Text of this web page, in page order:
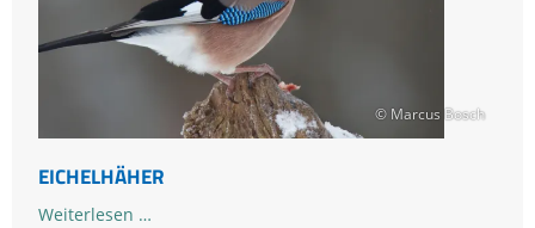
© Marcus Bosch
EICHELHÄHER
Weiterlesen …Eichelhäher